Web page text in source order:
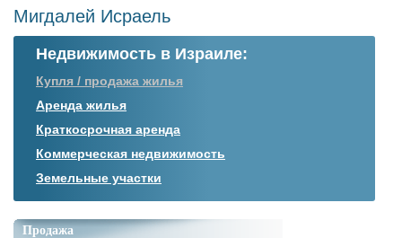
Мигдалей Исраель
Недвижимость в Израиле:
Купля / продажа жилья
Аренда жилья
Краткосрочная аренда
Коммерческая недвижимость
Земельные участки
Продажа